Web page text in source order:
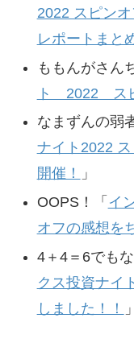
2022 スピン
レポートまと
ももんがさん
ト 2022 ス
なまずんの弱
ナイト2022
開催！
」
OOPS！「 イ
オフの感想を
4＋4＝6でも
クス投資ナイ
しました！！
」